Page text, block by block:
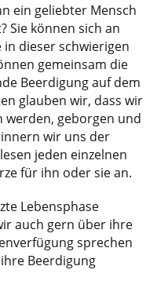
ein geliebter Mensch
Sie können sich an
dieser schwierigen
gemeinsam die
Beerdigung auf dem
glauben wir, dass wir
werden, geborgen und
wir uns der
jeden einzelnen
für ihn oder sie an.
Lebensphase
auch gern über ihre
sprechen
Beerdigung